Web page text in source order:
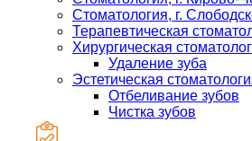
Стоматология, г.
Терапевтическая
Хирургическая
Удаление зуба
Эстетическая
Отбеливание зубов
Чистка зубов